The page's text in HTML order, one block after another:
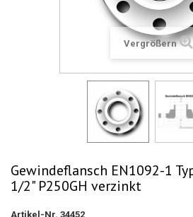
Vergrößern
Gewindeflansch EN1092-1
1/2" P250GH verzinkt
Artikel-Nr. 34452